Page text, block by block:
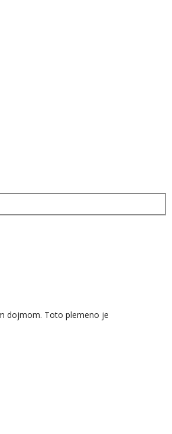
dojmom. Toto plemeno je